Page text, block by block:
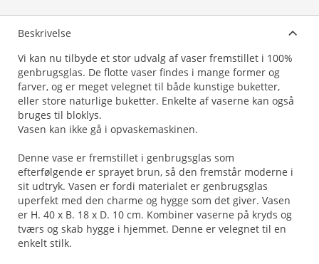
Beskrivelse
Vi kan nu tilbyde et stor udvalg af vaser fremstillet i 100%
genbrugsglas. De flotte vaser findes i mange former og
farver, og er meget velegnet til både kunstige buketter,
eller store naturlige buketter. Enkelte af vaserne kan også
bruges til bloklys.
Vasen kan ikke gå i opvaskemaskinen.
Denne vase er fremstillet i genbrugsglas som
efterfølgende er sprayet brun, så den fremstår moderne i
sit udtryk. Vasen er fordi materialet er genbrugsglas
uperfekt med den charme og hygge som det giver. Vasen
er H. 40 x B. 18 x D. 10 cm. Kombiner vaserne på kryds og
tværs og skab hygge i hjemmet. Denne er velegnet til en
enkelt stilk.